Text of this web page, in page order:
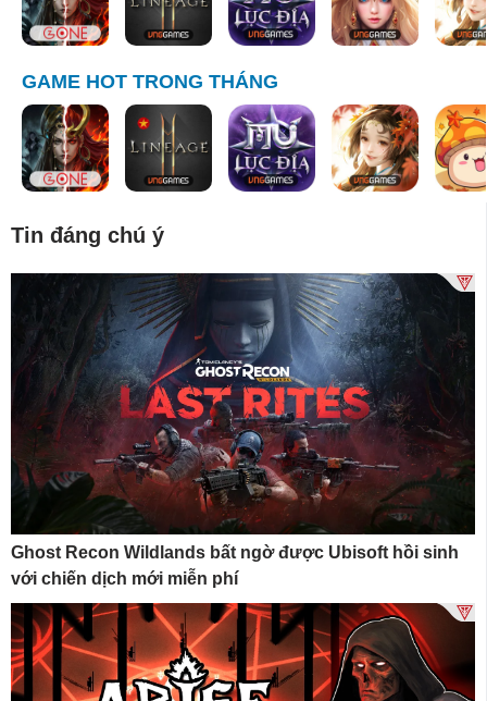
GAME HOT TRONG THÁNG
Tin đáng chú ý
Ghost Recon Wildlands bất ngờ được Ubisoft hồi sinh
với chiến dịch mới miễn phí